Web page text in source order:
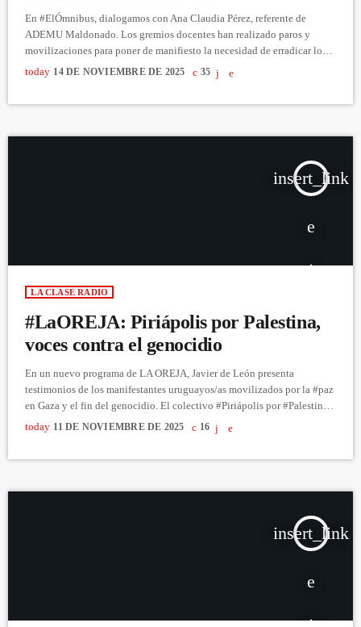
En #ElÓmnibus, dialogamos con Ana Claudia Pérez, referente de
ADEMU Maldonado. Los gremios docentes han realizado paros y
movilizaciones para poner de manifiesto la necesidad de erradicar los
hechos de agresiones en los centros educativos. En las/os docentes
preocupa la seguridad de trabajadoras/es e infancias, y las condiciones
today 14 DE NOVIEMBRE DE 2025 35
insert_link
LA CLASE RADIO
#LaOREJA: Piriápolis por Palestina,
voces contra el genocidio
En un nuevo programa de LA OREJA, Javier de León presenta
testimonios de los manifestantes uruguayos/as movilizados por la #paz
en Gaza y el fin del genocidio. El colectivo #Piriápolis por #Palestina
llevó adelante una jornada de movilización y difusión que congregó
numerosos activistas que apoyan la causa. Escucha #LaClaseRadio las
today 11 DE NOVIEMBRE DE 2025 16
insert_link